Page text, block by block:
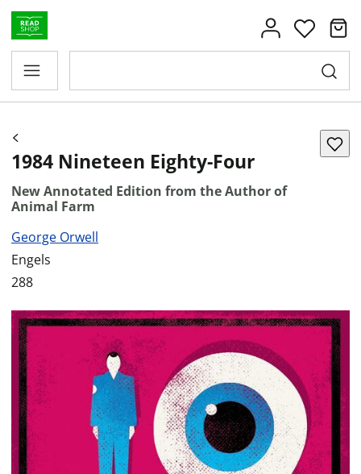
1984 Nineteen Eighty-Four
New Annotated Edition from the Author of
Animal Farm
George Orwell
Engels
288